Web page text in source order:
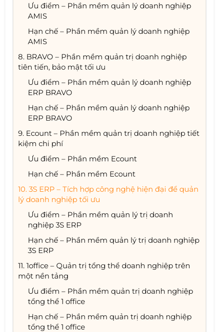
Ưu điểm – Phần mềm quản lý doanh nghiệp
AMIS
Hạn chế – Phần mềm quản lý doanh nghiệp
AMIS
8. BRAVO – Phần mềm quản trị doanh nghiệp
tiên tiến, bảo mật tối ưu
Ưu điểm – Phần mềm quản lý doanh nghiệp
ERP BRAVO
Hạn chế – Phần mềm quản lý doanh nghiệp
ERP BRAVO
9. Ecount – Phần mềm quản trị doanh nghiệp tiết
kiệm chi phí
Ưu điểm – Phần mềm Ecount
Hạn chế – Phần mềm Ecount
10. 3S ERP – Tích hợp công nghệ hiện đại để quản
lý doanh nghiệp tối ưu
Ưu điểm – Phần mềm quản lý trị doanh
nghiệp 3S ERP
Hạn chế – Phần mềm quản lý trị doanh nghiệp
3S ERP
11. 1office – Quản trị tổng thể doanh nghiệp trên
một nền tảng
Ưu điểm – Phần mềm quản trị doanh nghiệp
tổng thể 1 office
Hạn chế – Phần mềm quản trị doanh nghiệp
tổng thể 1 office